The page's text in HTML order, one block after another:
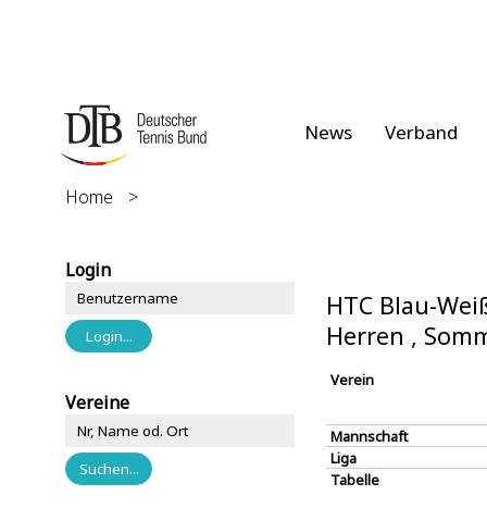
News Verband
Home >
Login
Vereine
HTC Blau-
Herren ,
Verein
Mannschaft
Liga
Tabelle